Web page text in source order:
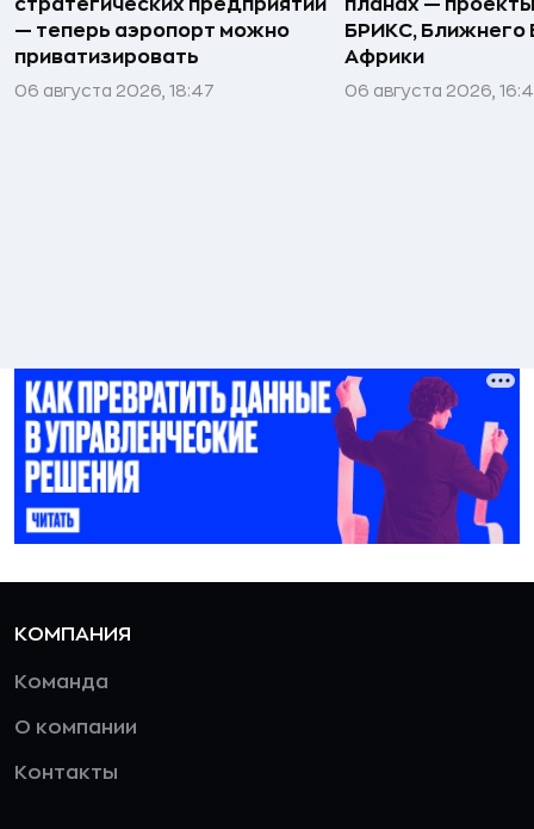
стратегических предприятий
— теперь аэропорт можно
приватизировать
06 августа 2026, 18:47
планах —
БРИКС, Ближнего
Африки
06 августа 2026,
КОМПАНИЯ
Команда
О компании
Контакты